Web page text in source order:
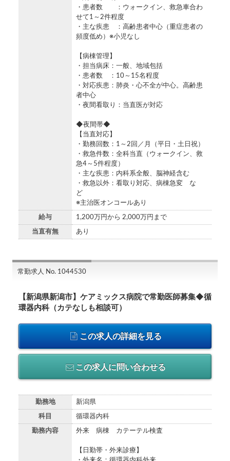
・患者数 ：ウォークイン、救急車合わ
せて1～2件程度
・主な疾患 ：高齢患者中心（重症患者の
頻度低め）※小児なし
【病棟管理】
・担当病床：一般、地域包括
・患者数 ：10～15名程度
・対応疾患：肺炎・心不全が中心。高齢患
者中心
・夜間看取り：当直医が対応
◆夜間帯◆
【当直対応】
・勤務回数：1～2回／月（平日・土日祝）
・救急件数：全科当直（ウォークイン、救
急4～5件程度）
・主な疾患：内科系全般、脳神経含む
・救急以外：看取り対応、病棟急変 な
ど
※主治医オンコールあり
給与 1,200万円から 2,000万円まで
当直有無 あり
常勤求人 No. 1044530
【新潟県新潟市】ケアミックス病院で常勤医師募集◆循
環器内科（カテなしも相談可）
この求人の詳細を見る
この求人に問い合わせる
勤務地 新潟県
科目 循環器内科
勤務内容 外来 病棟 カテーテル検査
【日勤帯・外来診療】